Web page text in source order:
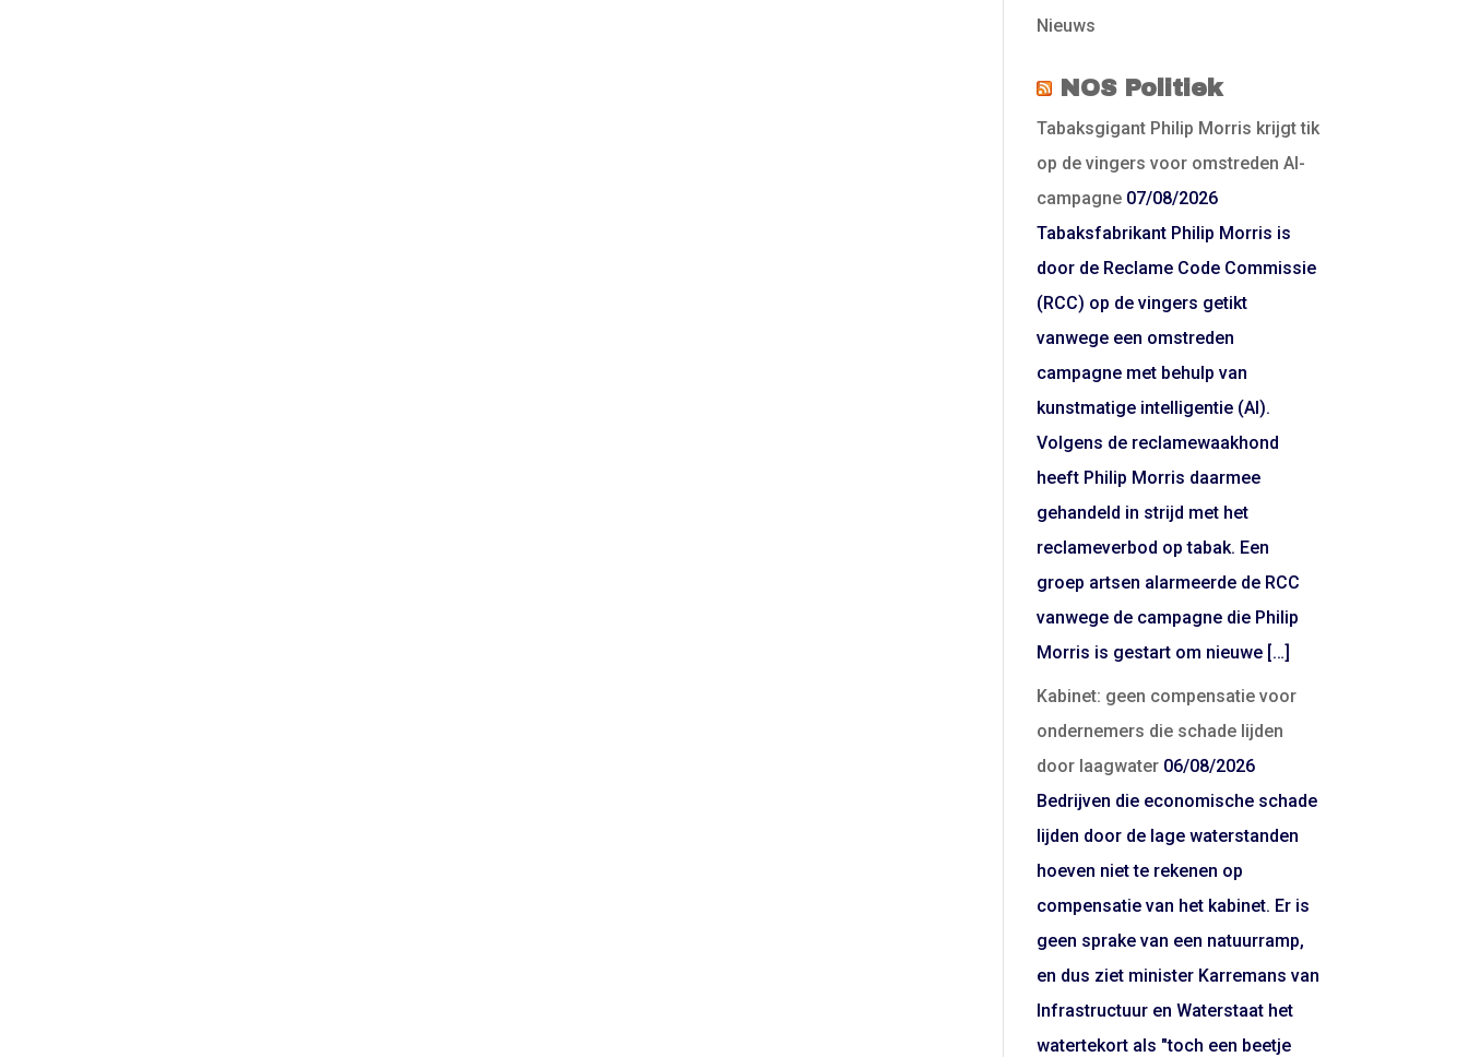
Nieuws
NOS Politiek
Tabaksgigant Philip Morris krijgt tik
op de vingers voor omstreden AI-
campagne 07/08/2026
Tabaksfabrikant Philip Morris is
door de Reclame Code Commissie
(RCC) op de vingers getikt
vanwege een omstreden
campagne met behulp van
kunstmatige intelligentie (AI).
Volgens de reclamewaakhond
heeft Philip Morris daarmee
gehandeld in strijd met het
reclameverbod op tabak. Een
groep artsen alarmeerde de RCC
vanwege de campagne die Philip
Morris is gestart om nieuwe […]
Kabinet: geen compensatie voor
ondernemers die schade lijden
door laagwater 06/08/2026
Bedrijven die economische schade
lijden door de lage waterstanden
hoeven niet te rekenen op
compensatie van het kabinet. Er is
geen sprake van een natuurramp,
en dus ziet minister Karremans van
Infrastructuur en Waterstaat het
watertekort als "toch een beetje